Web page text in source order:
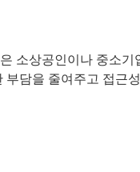
소상공인이나 중소
담을 줄여주고 접근